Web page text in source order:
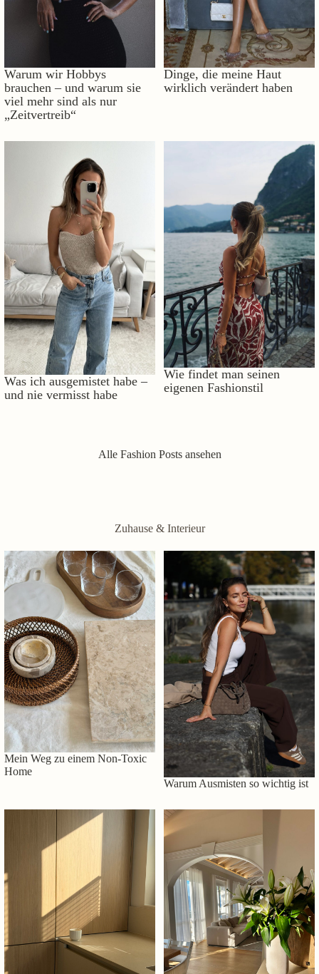
Warum wir Hobbys
brauchen – und warum sie
viel mehr sind als nur
„Zeitvertreib“
Dinge, die meine Haut
wirklich verändert haben
Was ich ausgemistet habe –
und nie vermisst habe
Wie findet man seinen
eigenen Fashionstil
Alle Fashion Posts ansehen
Zuhause & Interieur
Mein Weg zu einem Non-Toxic
Home
Warum Ausmisten so wichtig ist